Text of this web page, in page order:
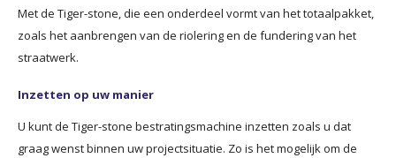
Met de Tiger-stone, die een onderdeel vormt van het totaalpakket,
zoals het aanbrengen van de riolering en de fundering van het
straatwerk.
Inzetten op uw manier
U kunt de Tiger-stone bestratingsmachine inzetten zoals u dat
graag wenst binnen uw projectsituatie. Zo is het mogelijk om de